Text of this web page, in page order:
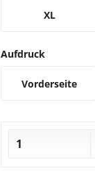
XL
Aufdruck
Vorderseite